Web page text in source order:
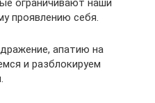
ограничивают наши
проявлению себя.
апатию на
и разблокируем